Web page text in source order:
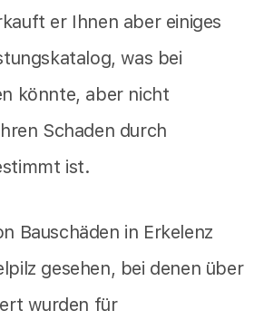
er Ihnen aber einiges
was bei
könnte, aber nicht
Schaden durch
ist.
Bauschäden in Erkelenz
gesehen, bei denen über
wurden für